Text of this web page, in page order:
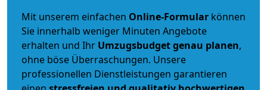
Mit unserem einfachen Online-Formular können
Sie innerhalb weniger Minuten Angebote
erhalten und Ihr Umzugsbudgetgenau planen,
ohne böse Überraschungen. Unsere
professionellen Dienstleistungen garantieren